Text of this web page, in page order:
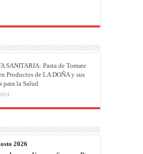
SANITARIA: Pasta de Tomate
Productos de LA DOÑA y sus
para la Salud
2026